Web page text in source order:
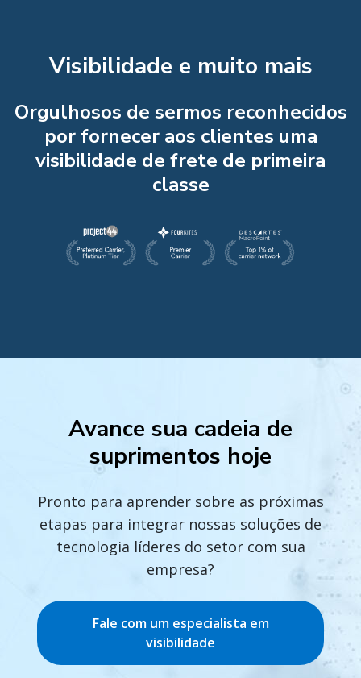
Visibilidade e muito mais
Orgulhosos de sermos reconhecidos
por fornecer aos clientes uma
visibilidade de frete de primeira
classe
Avance sua cadeia de
suprimentos hoje
Pronto para aprender sobre as próximas
etapas para integrar nossas soluções de
tecnologia líderes do setor com sua
empresa?
Fale com um especialista em
visibilidade